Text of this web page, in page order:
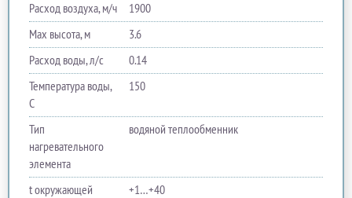
Расход воздуха, м/ч
1900
Max высота, м
3.6
Расход воды, л/с
0.14
Температура воды,
C
150
Тип
нагревательного
элемента
водяной теплообменник
t окружающей
+1…+40